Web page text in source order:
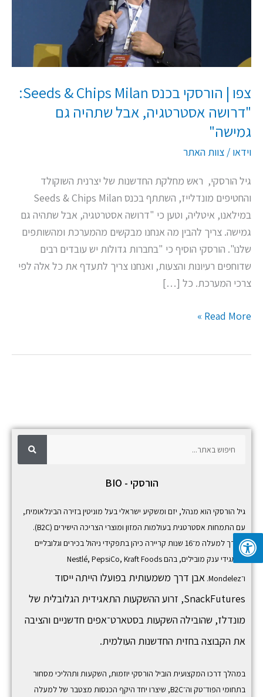
צפו | הורסקי בכנס Seeds & Chips Milan:
"דרושה אסטרטגיה, אבל שתהיה גם
גמישה"
וידאו / צוות האתר
גיל הורסקי, ראש מחלקת החדשנות של יצרנית השוקולד
והחטיפים מונדלייז, השתתף בכנס Seeds & Chips Milan
במילאנו, איטליה, וטען כי "דרושה אסטרטגיה, אבל שתהיה גם
גמישה. צריך להבין מה אנחנו מבקשים מהמערכת ומהשותפים
שלנו". הורסקי הוסיף כי "בחברות גדולות יש עובדים רבים
שדוחפים רעיונות והצעות, ואנחנו צריך לתעדף את כל אלה לפי
צרכי המערכת. כל […]
אסטרטגיה,
אבל
שתהיה
Read More »
ח
י
פ
הורסקי - BIO
גיל הורסקי הוא מנהל, יזם ומשקיע ישראלי בעל מוניטין בזירה הבינלאומית,
עם התמחות אסטרטגית בעולמות המזון ומוצרי הצריכה הישירים (B2C).
לאורך למעלה מ־16 שנות קריירה כיהן בתפקידי ניהול בכירים וגלובליים
בתאגידי ענק מובילים, בהם
Nestlé, PepsiCo, Kraft Foods
ו־Mondelez
. אבן דרך משמעותית בפועלו הייתה ייסוד
SnackFutures, זרוע ההשקעות התאגידית הגלובלית של
מונדלז, שהובילה השקעות בסטארט־אפים חדשניים והציבה
את הקבוצה בחזית החדשנות העולמית.
במהלך דרכו המקצועית הוביל הורסקי יוזמות, השקעות ותהליכי מסחור
בתחומי הפוד־טק וה־B2C, שיצרו יחד היקף הכנסות מצטבר של למעלה